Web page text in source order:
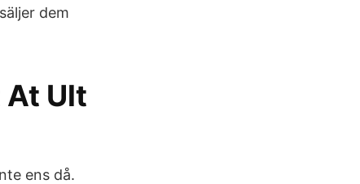
dem
At Ult
ens då.